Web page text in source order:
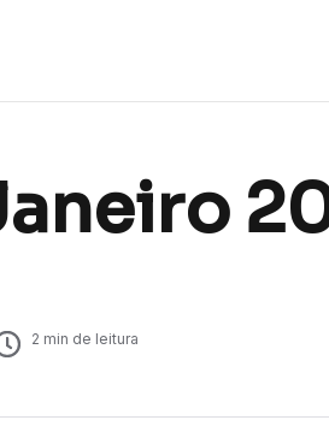
2 min de leitura